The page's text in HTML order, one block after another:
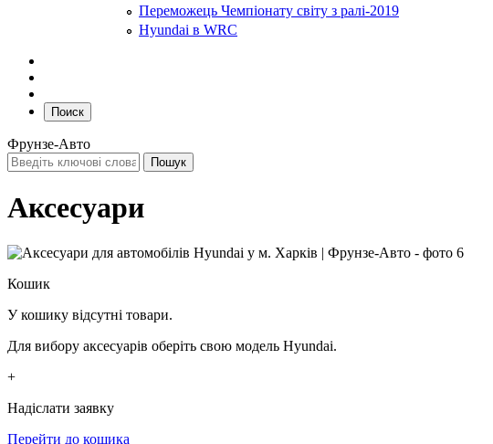
Переможець Чемпіонату світу з ралі-2019
Hyundai в WRC
Поиск
Фрунзе-Авто
Аксесуари
Кошик
У кошику відсутні товари.
Для вибору аксесуарів оберіть свою модель Hyundai.
+
Надіслати заявку
Перейти до кошика